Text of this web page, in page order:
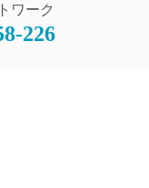
ワーク
226